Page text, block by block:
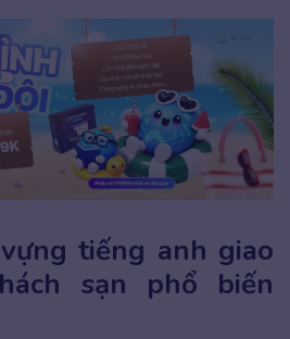
tiếng anh giao
sạn phổ biến